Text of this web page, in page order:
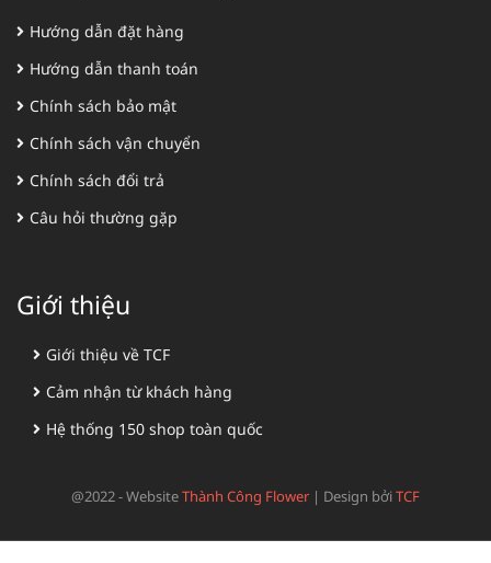
Hướng dẫn đặt hàng
Hướng dẫn thanh toán
Chính sách bảo mật
Chính sách vận chuyển
Chính sách đổi trả
Câu hỏi thường gặp
Giới thiệu
Giới thiệu về TCF
Cảm nhận từ khách hàng
Hệ thống 150 shop toàn quốc
@2022 - WebsiteThành Công Flower | Design bởiTCF